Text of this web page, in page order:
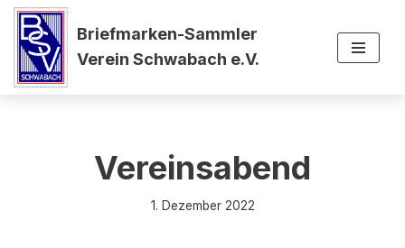
Zum
Inhalt
springen
Briefmarken-Sammler
Verein Schwabach e.V.
Vereinsabend
1. Dezember 2022